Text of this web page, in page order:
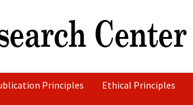
Principles Ethical Principles